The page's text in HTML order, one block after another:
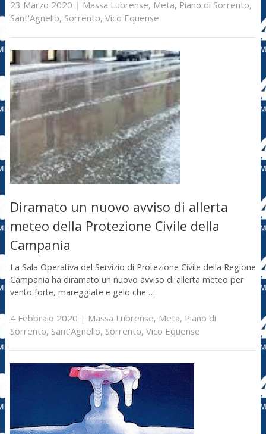
23 Marzo 2020 | Massa Lubrense, Meta, Piano di Sorrento,
Sant'Agnello, Sorrento, Vico Equense
Diramato un nuovo avviso di allerta
meteo della Protezione Civile della
Campania
La Sala Operativa del Servizio di Protezione Civile della Regione
Campania ha diramato un nuovo avviso di allerta meteo per
vento forte, mareggiate e gelo che …
4 Febbraio 2020 | Massa Lubrense, Meta, Piano di
Sorrento, Sant'Agnello, Sorrento, Vico Equense